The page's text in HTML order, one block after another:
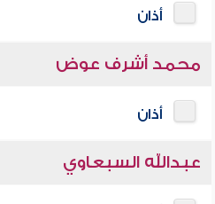
أذان
محمد أشرف عوض
أذان
عبدالله السبعاوي